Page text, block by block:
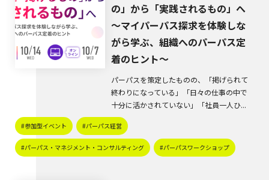
の」から「実践されるもの」へ
～マイパーパス探求を体験しな
がら学ぶ、組織へのパーパス定
着のヒント～
パーパスを策定したものの、「掲げられて
終わりになっている」「日々の仕事の中で
十分に活かされていない」「社員一人ひ...
#参加型イベント #パーパス経営
#パーパス・マネジメント・コンサルティング #パーパスワークショップ